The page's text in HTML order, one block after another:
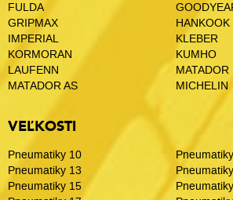
FULDA
GRIPMAX
HANKOOK
IMPERIAL
KLEBER
KORMORAN
KUMHO
LAUFENN
MATADOR
MATADOR AS
MICHELIN
VEĽKOSTI
Pneumatiky 10
Pneumatiky 13
Pneumatiky 15